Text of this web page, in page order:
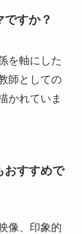
すか？
を軸にした
師としての
かれていま
おすすめで
像、印象的